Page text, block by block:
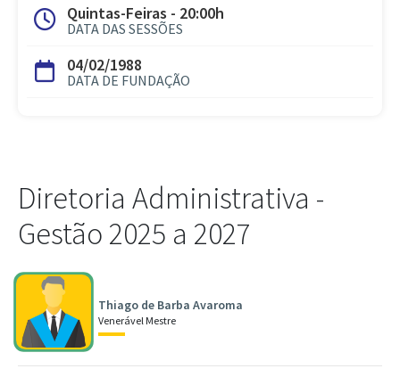
Quintas-Feiras - 20:00h
DATA DAS SESSÕES
04/02/1988
DATA DE FUNDAÇÃO
Diretoria Administrativa -
Gestão 2025 a 2027
Thiago de Barba Avaroma
Venerável Mestre